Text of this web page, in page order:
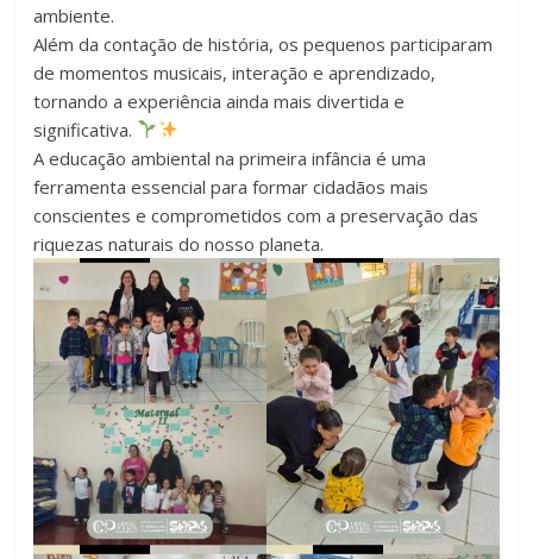
ambiente.
Além da contação de história, os pequenos participaram
de momentos musicais, interação e aprendizado,
tornando a experiência ainda mais divertida e
significativa.
A educação ambiental na primeira infância é uma
ferramenta essencial para formar cidadãos mais
conscientes e comprometidos com a preservação das
riquezas naturais do nosso planeta.